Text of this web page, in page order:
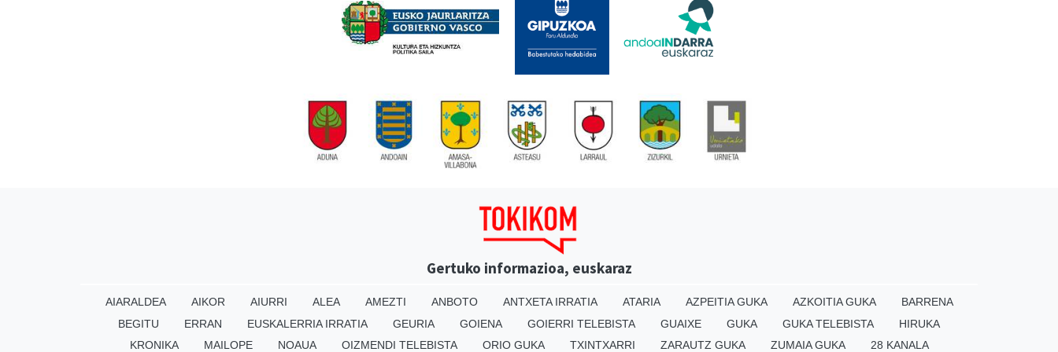
Gertuko informazioa, euskaraz
AIARALDEA AIKOR AIURRI ALEA AMEZTI ANBOTO ANTXETA IRRATIA ATARIA AZPEITIA GUKA AZKOITIA GUKA
BARRENA
BEGITU
ERRAN EUSKALERRIA IRRATIA GEURIA GOIENA GOIERRI TELEBISTA GUAIXE GUKA GUKA TELEBISTA
HIRUKA
KRONIKA
MAILOPE NOAUA OIZMENDI TELEBISTA ORIO GUKA TXINTXARRI ZARAUTZ GUKA ZUMAIA GUKA 28 KANALA